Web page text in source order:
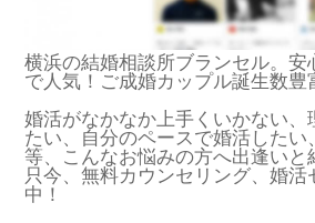
横浜の結婚相談所ブランセル。安
で人気！ご成婚カップル誕生数豊
婚活がなかなか上手くいかない、
たい、自分のペースで婚活したい
等、こんなお悩みの方へ出逢いと
只今、無料カウンセリング、婚活
中！